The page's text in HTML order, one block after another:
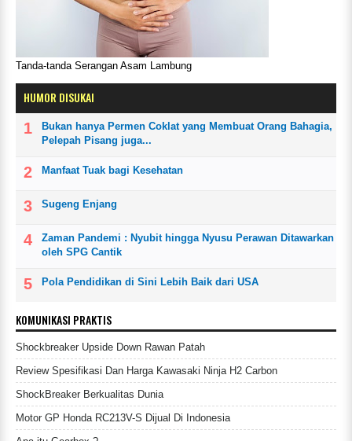
Tanda-tanda Serangan Asam Lambung
HUMOR DISUKAI
Bukan hanya Permen Coklat yang Membuat Orang Bahagia,
Pelepah Pisang juga...
Manfaat Tuak bagi Kesehatan
Sugeng Enjang
Zaman Pandemi : Nyubit hingga Nyusu Perawan Ditawarkan
oleh SPG Cantik
Pola Pendidikan di Sini Lebih Baik dari USA
KOMUNIKASI PRAKTIS
Shockbreaker Upside Down Rawan Patah
Review Spesifikasi Dan Harga Kawasaki Ninja H2 Carbon
ShockBreaker Berkualitas Dunia
Motor GP Honda RC213V-S Dijual Di Indonesia